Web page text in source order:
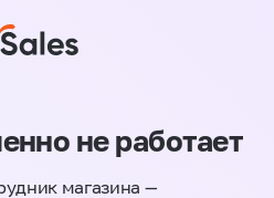
не работает
магазина —